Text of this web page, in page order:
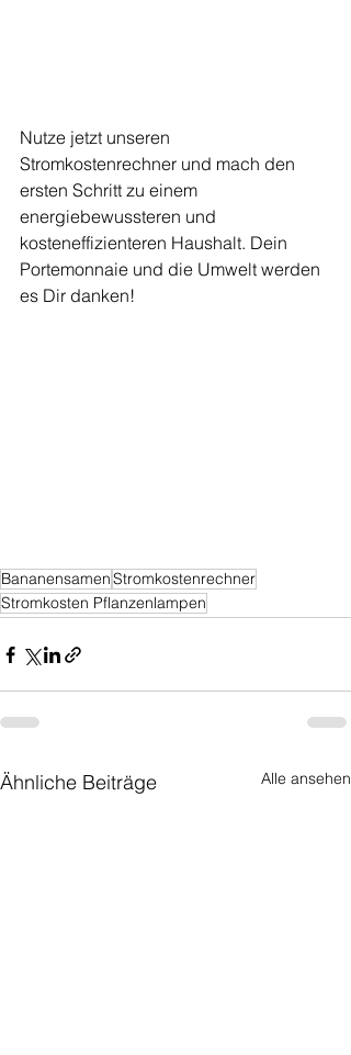
Nutze jetzt unseren
Stromkostenrechner und mach den
ersten Schritt zu einem
energiebewussteren und
kosteneffizienteren Haushalt. Dein
Portemonnaie und die Umwelt werden
es Dir danken!
BananensamenStromkostenrechner
Stromkosten Pflanzenlampen
Ähnliche Beiträge Alle ansehen